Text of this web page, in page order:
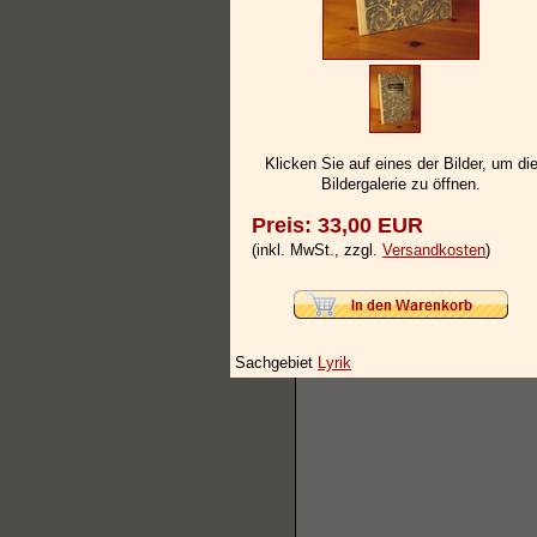
Klicken Sie auf eines der Bilder, um die
Bildergalerie zu öffnen.
Preis: 33,00 EUR
(inkl. MwSt., zzgl. Versandkosten)
Sachgebiet Lyrik